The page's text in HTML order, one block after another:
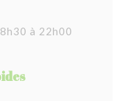
à 22h00